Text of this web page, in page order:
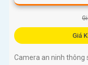
Giá
Camera an ninh thông